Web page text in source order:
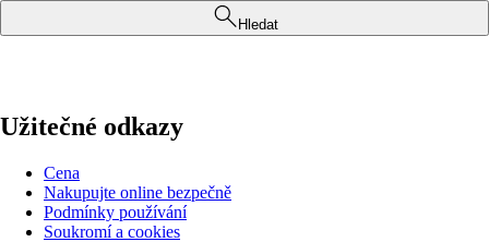
Hledat
Užitečné odkazy
Cena
Nakupujte online bezpečně
Podmínky používání
Soukromí a cookies